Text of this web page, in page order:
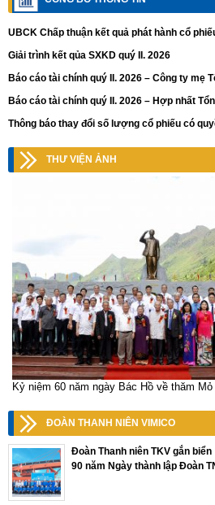
UBCK Chấp thuận kết quả phát hành cổ
Giải trình kết qủa SXKD quý II. 2026
Báo cáo tài chính quý II. 2026 – Công ty mẹ
Báo cáo tài chính quý II. 2026 – Hợp nhất
Thông báo thay đổi số lượng cổ phiếu có
THƯ VIỆN ẢNH
Kỷ niệm 60 năm ngày Bác Hồ về thăm
ĐOÀN THANH NIÊN VIMICO
Đoàn Thanh niên TKV gắn
90 năm Ngày thành lập Đoàn